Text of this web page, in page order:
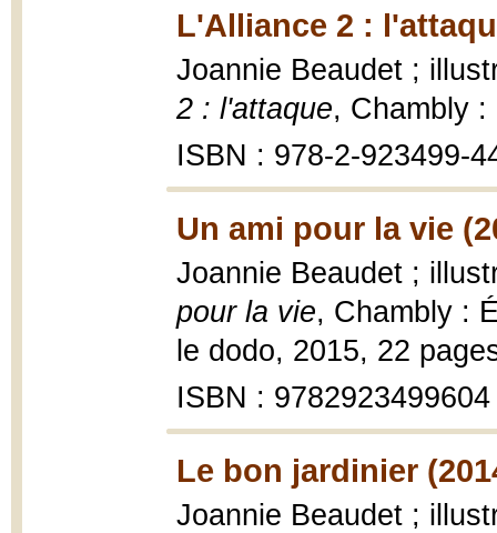
L'Alliance 2 :
Joannie Beaudet ;
2 : l'attaque, Chambly
ISBN : 978-2-923499-
Un ami pour la vie
Joannie Beaudet ;
pour la vie, Chambly :
le dodo, 2015, 22
ISBN : 9782923499604
Le bon jardinier
Joannie Beaudet ;